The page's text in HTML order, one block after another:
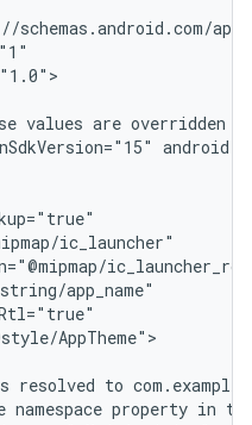
values are overridden
AppTheme">
resolved to
namespace property in